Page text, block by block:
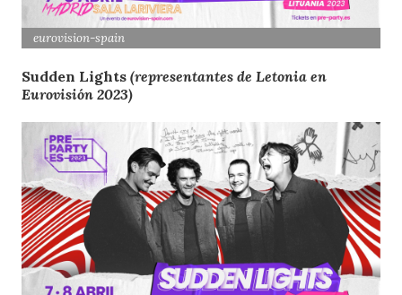
eurovision-spain
Sudden Lights (representantes de Letonia en
Eurovisión 2023)